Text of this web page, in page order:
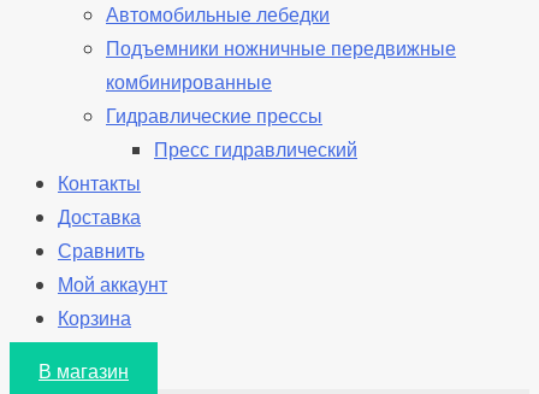
Автомобильные лебедки
Подъемники ножничные передвижные
комбинированные
Гидравлические прессы
Пресс гидравлический
Контакты
Доставка
Сравнить
Мой аккаунт
Корзина
В магазин